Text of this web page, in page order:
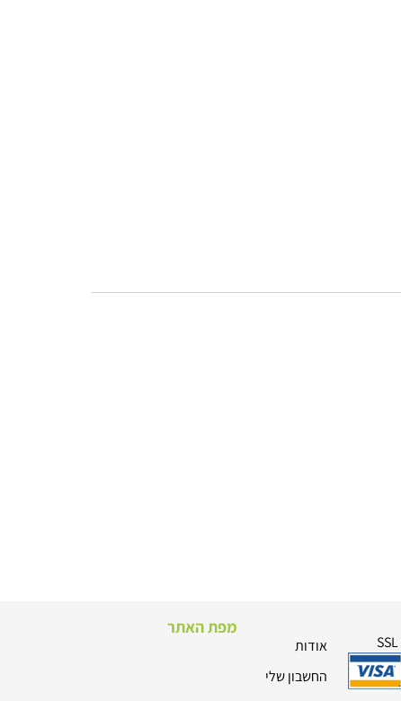
מפת האתר
אודות
החשבון שלי